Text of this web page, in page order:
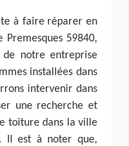
à faire réparer en
59840,
notre entreprise
installées dans
intervenir dans
une recherche et
toiture dans la ville
Il est à noter que,